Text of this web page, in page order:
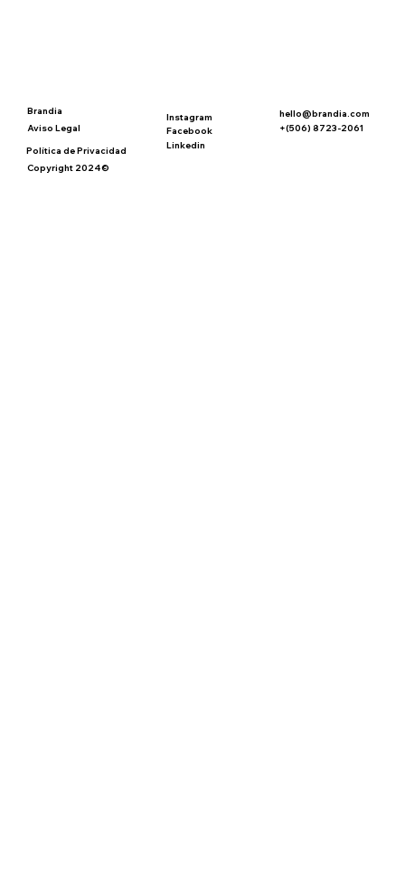
Brandia
Copyright 2024©
Aviso Legal
Política de Privacidad
Instagram
Facebook
Linkedin
hello@brandia.com
+(506) 8723-2061